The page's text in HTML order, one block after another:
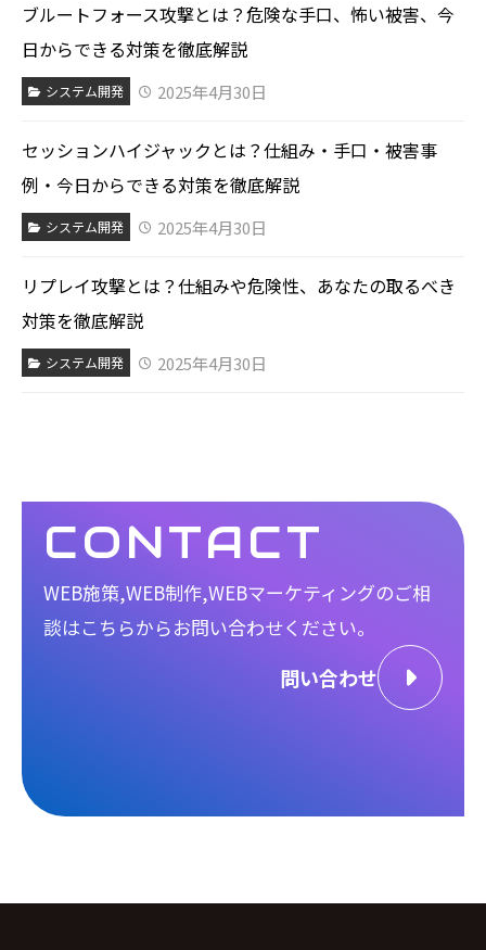
ブルートフォース攻撃とは？危険な手口、怖い被害、今
日からできる対策を徹底解説
システム開発 2025年4月30日
セッションハイジャックとは？仕組み・手口・被害事
例・今日からできる対策を徹底解説
システム開発 2025年4月30日
リプレイ攻撃とは？仕組みや危険性、あなたの取るべき
対策を徹底解説
システム開発 2025年4月30日
CONTACT
WEB施策,WEB制作,WEBマーケティングのご相
談はこちらからお問い合わせください。
問い合わせ